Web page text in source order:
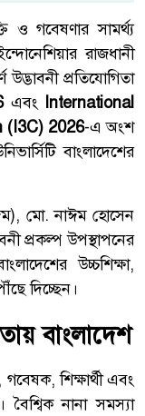
ও গবেষণার সামর্থ্য
রাজধানী
উদ্ভাবনী প্রতিযোগিতা
এবং International
(I3C) 2026-এ অংশ
বাংলাদেশের
মো. নাঈম হোসেন
প্রকল্প উপস্থাপনের
উচ্চশিক্ষা,
দিচ্ছেন।
বাংলাদেশ
গবেষক, শিক্ষার্থী এবং
নানা সমস্যা